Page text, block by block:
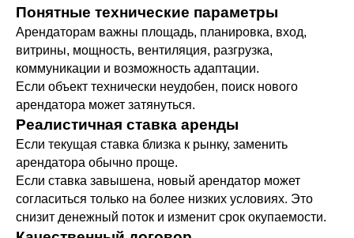
Понятные технические параметры
Арендаторам важны площадь, планировка, вход,
витрины, мощность, вентиляция, разгрузка,
коммуникации и возможность адаптации.
Если объект технически неудобен, поиск нового
арендатора может затянуться.
Реалистичная ставка аренды
Если текущая ставка близка к рынку, заменить
арендатора обычно проще.
Если ставка завышена, новый арендатор может
согласиться только на более низких условиях. Это
снизит денежный поток и изменит срок окупаемости.